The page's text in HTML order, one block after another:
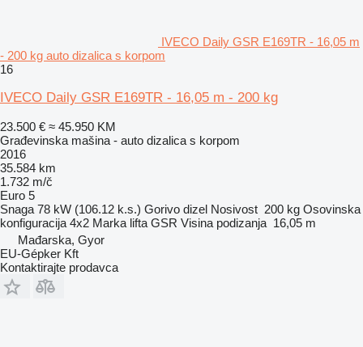
IVECO Daily GSR E169TR - 16,05 m
- 200 kg auto dizalica s korpom
16
IVECO Daily GSR E169TR - 16,05 m - 200 kg
23.500 € ≈ 45.950 KM
Građevinska mašina - auto dizalica s korpom
2016
35.584 km
1.732 m/č
Euro 5
Snaga 78 kW (106.12 k.s.) Gorivo dizel Nosivost 200 kg Osovinska
konfiguracija 4x2 Marka lifta GSR Visina podizanja 16,05 m
Mađarska, Gyor
EU-Gépker Kft
Kontaktirajte prodavca